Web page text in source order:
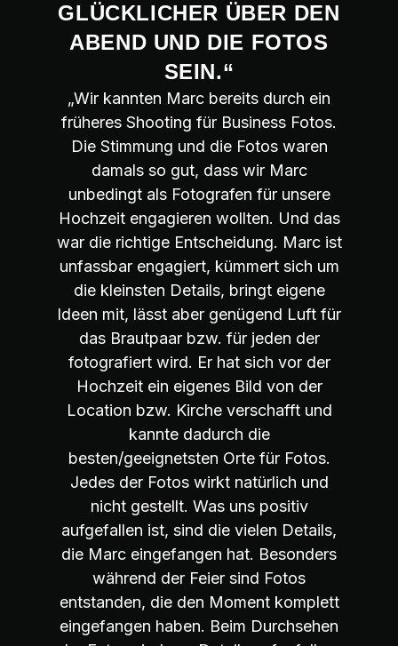
GLÜCKLICHER ÜBER DEN
ABEND UND DIE FOTOS
SEIN.“
„Wir kannten Marc bereits durch ein
früheres Shooting für Business Fotos.
Die Stimmung und die Fotos waren
damals so gut, dass wir Marc
unbedingt als Fotografen für unsere
Hochzeit engagieren wollten. Und das
war die richtige Entscheidung. Marc ist
unfassbar engagiert, kümmert sich um
die kleinsten Details, bringt eigene
Ideen mit, lässt aber genügend Luft für
das Brautpaar bzw. für jeden der
fotografiert wird. Er hat sich vor der
Hochzeit ein eigenes Bild von der
Location bzw. Kirche verschafft und
kannte dadurch die
besten/geeignetsten Orte für Fotos.
Jedes der Fotos wirkt natürlich und
nicht gestellt. Was uns positiv
aufgefallen ist, sind die vielen Details,
die Marc eingefangen hat. Besonders
während der Feier sind Fotos
entstanden, die den Moment komplett
eingefangen haben. Beim Durchsehen